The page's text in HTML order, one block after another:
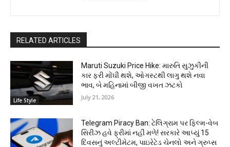
RELATED ARTICLES
Life Style
Maruti Suzuki Price Hike: મારુતિ સુઝુકીની
કાર ફરી મોંઘી થશે, ઓગસ્ટથી લાગુ થશે નવા
ભાવ, બે મહિનામાં બીજી વખત ઝટકો
July 21, 2026
Telegram Piracy Ban: ટેલિગ્રામ પર ફિલ્મ-વેબ
સિરીઝ હવે ફ્રીમાં નહીં મળે! સરકારે આપ્યું 15
દિવસનું અલ્ટીમેટમ, પાઇરેટેડ ચેનલો અને ગ્રુપ્સ